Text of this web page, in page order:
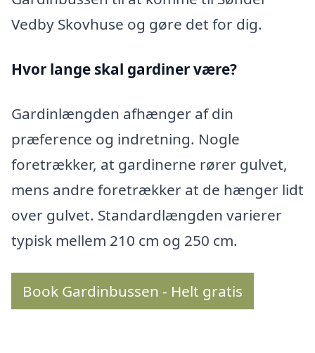
Vedby Skovhuse og gøre det for dig.
Hvor lange skal gardiner være?
Gardinlængden afhænger af din
præference og indretning. Nogle
foretrækker, at gardinerne rører gulvet,
mens andre foretrækker at de hænger lidt
over gulvet. Standardlængden varierer
typisk mellem 210 cm og 250 cm.
Book Gardinbussen - Helt gratis